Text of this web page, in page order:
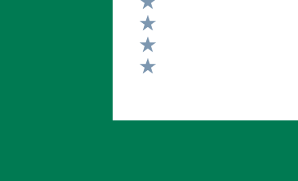
Valuta 4 stelle su 5
Valuta 3 stelle su 5
Valuta 2 stelle su 5